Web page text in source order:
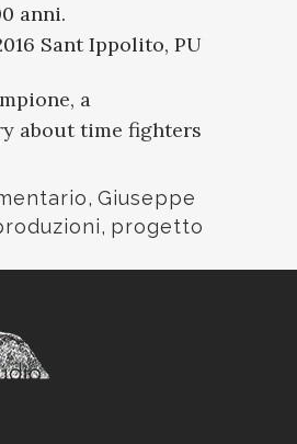
anni.
Sant Ippolito, PU
a
about time fighters
, Giuseppe
, progetto